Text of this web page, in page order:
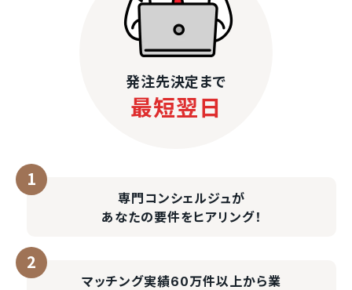
発注先決定まで
最短翌日
専門コンシェルジュが
あなたの要件をヒアリング！
マッチング実績60万件以上から業